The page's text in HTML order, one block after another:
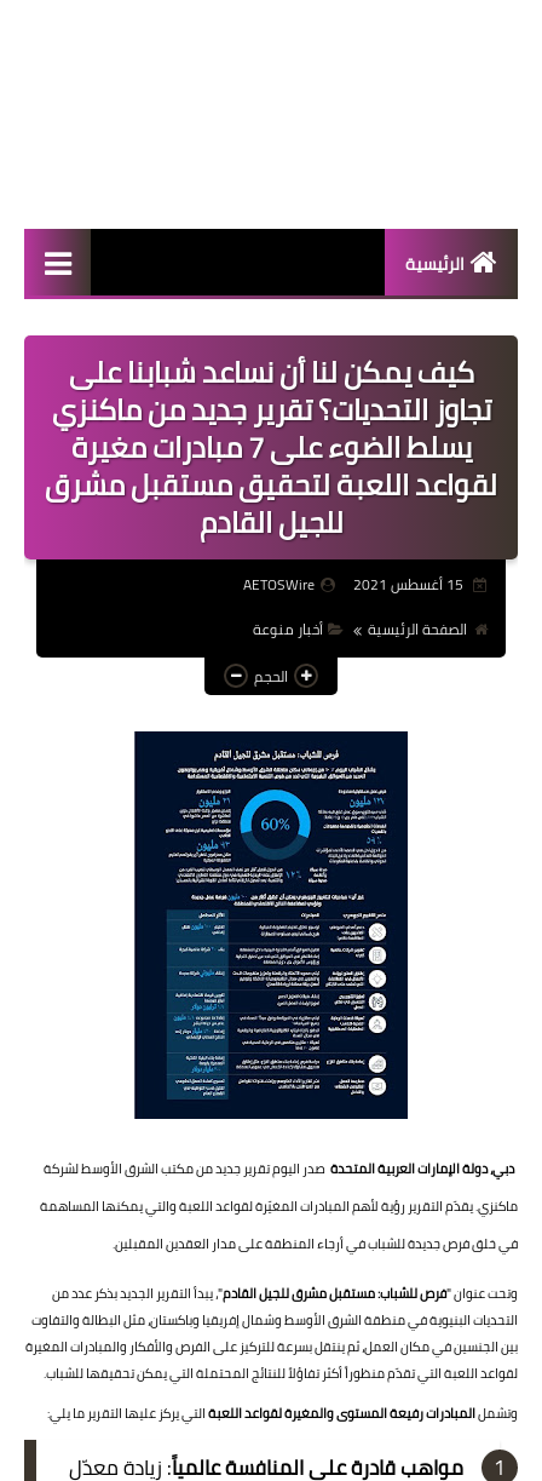
الرئيسية
منوعات
فعاليات
صحة
تكنولوجيا
عالم المرأة
فن وثقافة
أخبار مصر
أخبار عربية
أخبار النجوم
أخبار العالم
كيف يمكن لنا أن نساعد شبابنا على
تجاوز التحديات؟ تقرير جديد من ماكنزي
يسلط الضوء على 7 مبادرات مغيرة
لقواعد اللعبة لتحقيق مستقبل مشرق
للجيل القادم
AETOSWire
الصفحة الرئيسية
أخبار منوعة
الحجم
دبي،دولة الإمارات العربية المتحدة صدر اليوم تقرير جديد من مكتب الشرق الأوسط لشركة
ماكنزي. يقدّم التقرير رؤية لأهم المبادرات المغيّرة لقواعد اللعبة والتي يمكنها المساهمة
في خلقفرص جديدة للشباب في أرجاء المنطقة على مدار العقدين المقبلين.
وتحت عنوان "فرص للشباب: مستقبل مشرق للجيل القادم"، يبدأ التقرير الجديد بذكر عدد من
التحديات البنيوية في منطقة الشرق الأوسط وشمال إفريقيا وباكستان، مثل البطالة والتفاوت
بين الجنسين في مكان العمل، ثم ينتقل بسرعة للتركيز على الفرص والأفكار والمبادرات المغيرة
لقواعد اللعبة التي تقدّم منظوراً أكثر تفاؤلاً للنتائج المحتملة التي يمكن تحقيقها للشباب.
وتشملالمبادراترفيعة المستوى والمغيرةلقواعد اللعبةالتي يركز عليها التقرير ما يلي:
مواهب قادرة على المنافسة عالمياً: زيادة معدّل